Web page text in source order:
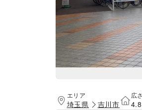
エリア
埼玉県 吉川市
広さ